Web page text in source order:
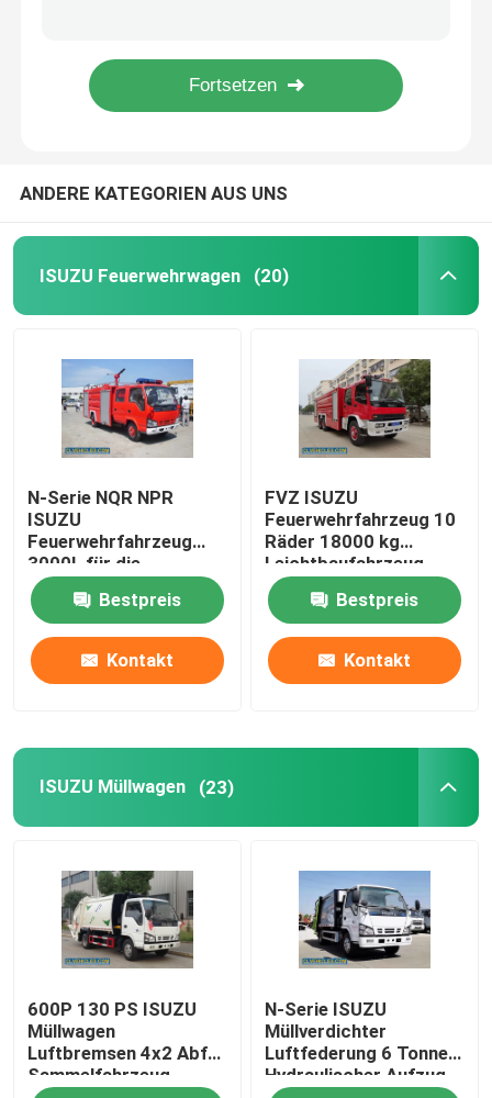
ISUZU-Fahrzeug
ISUZU Reefer Truck
ISUZU Lkw-Kran
ISUZU Sewage Suction Truck
ISUZU Tankwagen
ISUZU Wasserwagen
ANDERE KATEGORIEN AUS UNS
ISUZU Feuerwehrwagen (20)
N-Serie NQR NPR
ISUZU
Feuerwehrfahrzeug
3000L für die
Feuerlöschung
Bestpreis
Kontakt
FVZ ISUZU
Feuerwehrfahrzeug 10
Räder 18000 kg
Leichtbaufahrzeug
Bestpreis
Kontakt
ISUZU Müllwagen (23)
600P 130 PS ISUZU
Müllwagen
Luftbremsen 4x2 Abfall
Sammelfahrzeug
N-Serie ISUZU
Müllverdichter
Luftfederung 6 Tonnen
Hydraulischer Aufzug